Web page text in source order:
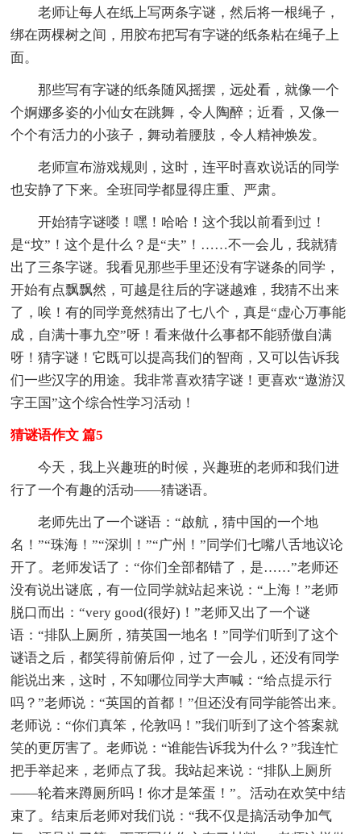
老师让每人在纸上写两条字谜，然后将一根绳子，
绑在两棵树之间，用胶布把写有字谜的纸条粘在绳子上
面。
那些写有字谜的纸条随风摇摆，远处看，就像一个
个婀娜多姿的小仙女在跳舞，令人陶醉；近看，又像一
个个有活力的小孩子，舞动着腰肢，令人精神焕发。
老师宣布游戏规则，这时，连平时喜欢说话的同学
也安静了下来。全班同学都显得庄重、严肃。
开始猜字谜喽！嘿！哈哈！这个我以前看到过！
是“坟”！这个是什么？是“夫”！……不一会儿，我就猜
出了三条字谜。我看见那些手里还没有字谜条的同学，
开始有点飘飘然，可越是往后的字谜越难，我猜不出来
了，唉！有的同学竟然猜出了七八个，真是“虚心万事能
成，自满十事九空”呀！看来做什么事都不能骄傲自满
呀！猜字谜！它既可以提高我们的智商，又可以告诉我
们一些汉字的用途。我非常喜欢猜字谜！更喜欢“遨游汉
字王国”这个综合性学习活动！
猜谜语作文 篇5
今天，我上兴趣班的时候，兴趣班的老师和我们进
行了一个有趣的活动——猜谜语。
老师先出了一个谜语：“啟航，猜中国的一个地
名！”“珠海！”“深圳！”“广州！”同学们七嘴八舌地议论
开了。老师发话了：“你们全部都错了，是……”老师还
没有说出谜底，有一位同学就站起来说：“上海！”老师
脱口而出：“very good(很好)！”老师又出了一个谜
语：“排队上厕所，猜英国一地名！”同学们听到了这个
谜语之后，都笑得前俯后仰，过了一会儿，还没有同学
能说出来，这时，不知哪位同学大声喊：“给点提示行
吗？”老师说：“英国的首都！”但还没有同学能答出来。
老师说：“你们真笨，伦敦吗！”我们听到了这个答案就
笑的更厉害了。老师说：“谁能告诉我为什么？”我连忙
把手举起来，老师点了我。我站起来说：“排队上厕所
——轮着来蹲厕所吗！你才是笨蛋！”。活动在欢笑中结
束了。结束后老师对我们说：“我不仅是搞活动争加气